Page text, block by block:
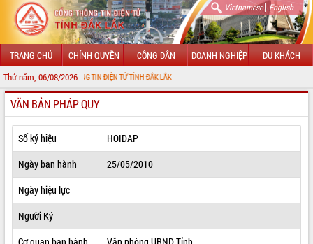
Vietnamese| English
TRANG CHỦ CHÍNH QUYỀN CÔNG DÂN DOANH NGHIỆP DU KHÁCH
Thứ năm, 06/08/2026
CỔNG THÔNG TIN ĐIỆN TỬ TỈNH ĐẮK LẮK
GIỚI THIỆU
LÃNH ĐẠO UBND TỈNH
TIN TỨC SỰ KIỆN
SỞ, BAN, NGÀNH
UBND CÁC XÃ, PHƯỜNG
VĂN BẢN PHÁP QUY
Số ký hiệu
HOIDAP
Ngày ban hành
25/05/2010
Ngày hiệu lực
Người Ký